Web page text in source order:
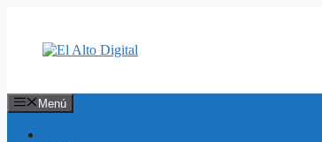
contenido
Menú